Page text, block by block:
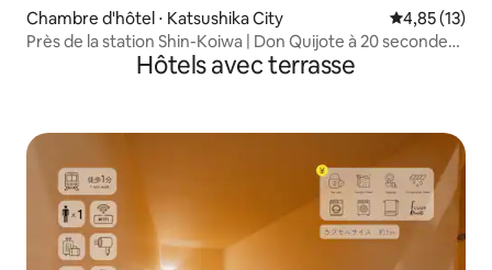
Chambre d'hôtel ⋅ Katsushika City Évaluation
4,85 (13)
Près de la station Shin-Koiwa | Don Quijote à 20 secondes |
Liaison directe avec Shinjuku, Akihabara et Tokyo | À
Hôtels avec terrasse